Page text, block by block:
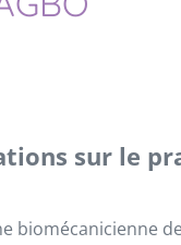
sur le
biomécanicienne